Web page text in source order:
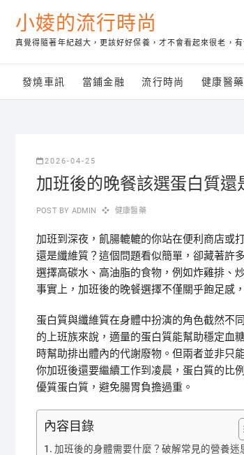
content
小婈的流行時尚
真覺得隨著年紀越大，更該好好保養，才不會看起來很老，
發燒車訊 當鋪金融 流行時尚 健康醫藥
2026-04-25
加班後的晚餐該選蛋白質
POST BY ADMIN 健康醫藥
加班到深夜，飢腸轆轆的你站在便利商店或
還是纖維質？這個問題看似簡單，卻藏著許
選擇高碳水、高油脂的食物，例如炸雞排、
事實上，加班後的晚餐選擇不僅關乎飽足感
蛋白質與纖維質在身體中扮演的角色截然不
的上班族來說，適量的蛋白質能幫助穩定血
時幫助排出體內的代謝廢物。但兩者並非只
你加班後還要繼續工作到凌晨，蛋白質的比
優質蛋白質，避免腸胃負擔過重。
內容目錄
加班後的身體需要什麼？破解常見的營養迷